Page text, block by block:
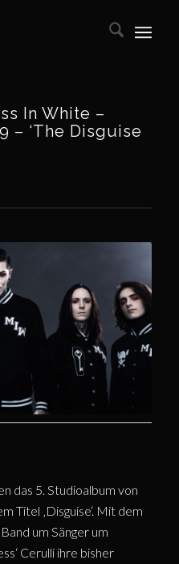
In White –
– ‘The Disguise
das 5. Studioalbum von
Titel ‚Disguise‘. Mit dem
um Sänger um
Cerulli ihre bisher